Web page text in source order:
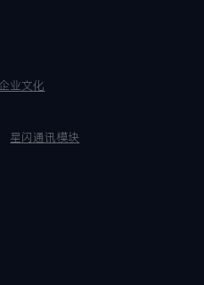
企业文化
星闪通讯模块